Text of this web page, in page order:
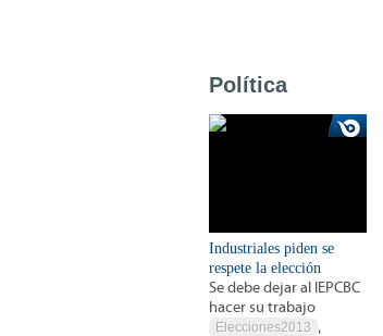
Política
Industriales piden se
respete la elección
Se debe dejar al IEPCBC
hacer su trabajo
Elecciones2013 ,